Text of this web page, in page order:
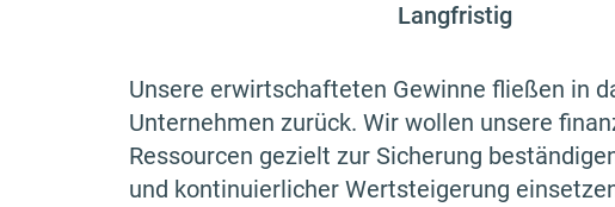
Langfristig
Unsere erwirtschafteten Gewinne fließen in
Unternehmen zurück. Wir wollen unsere
Ressourcen gezielt zur Sicherung
und kontinuierlicher Wertsteigerung